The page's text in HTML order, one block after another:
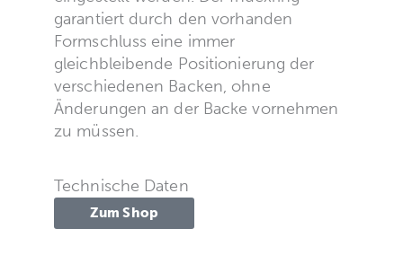
garantiert durch den vorhanden
Formschluss eine immer
gleichbleibende Positionierung der
verschiedenen Backen, ohne
Änderungen an der Backe vornehmen
zu müssen.
Technische Daten
Zum Shop